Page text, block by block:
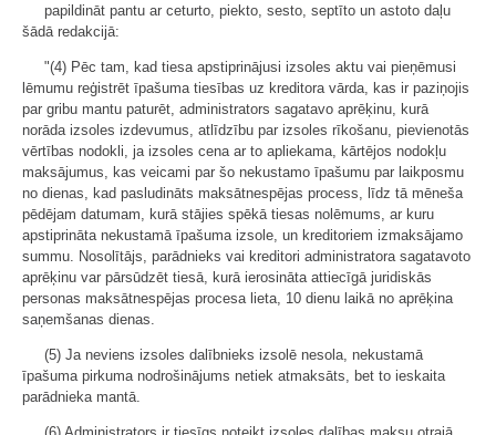
papildināt pantu ar ceturto, piekto, sesto, septīto un astoto daļu
šādā redakcijā:
"(4) Pēc tam, kad tiesa apstiprinājusi izsoles aktu vai pieņēmusi
lēmumu reģistrēt īpašuma tiesības uz kreditora vārda, kas ir paziņojis
par gribu mantu paturēt, administrators sagatavo aprēķinu, kurā
norāda izsoles izdevumus, atlīdzību par izsoles rīkošanu, pievienotās
vērtības nodokli, ja izsoles cena ar to apliekama, kārtējos nodokļu
maksājumus, kas veicami par šo nekustamo īpašumu par laikposmu
no dienas, kad pasludināts maksātnespējas process, līdz tā mēneša
pēdējam datumam, kurā stājies spēkā tiesas nolēmums, ar kuru
apstiprināta nekustamā īpašuma izsole, un kreditoriem izmaksājamo
summu. Nosolītājs, parādnieks vai kreditori administratora sagatavoto
aprēķinu var pārsūdzēt tiesā, kurā ierosināta attiecīgā juridiskās
personas maksātnespējas procesa lieta, 10 dienu laikā no aprēķina
saņemšanas dienas.
(5) Ja neviens izsoles dalībnieks izsolē nesola, nekustamā
īpašuma pirkuma nodrošinājums netiek atmaksāts, bet to ieskaita
parādnieka mantā.
(6) Administrators ir tiesīgs noteikt izsoles dalības maksu otrajā